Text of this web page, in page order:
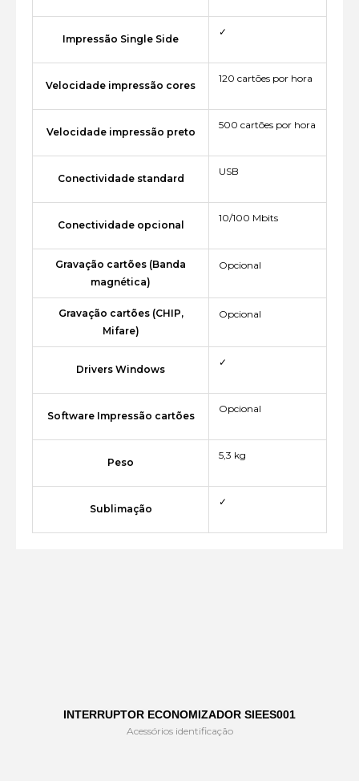
Impressão Single Side
✓
Velocidade impressão cores
120 cartões por hora
Velocidade impressão preto
500 cartões por hora
Conectividade standard
USB
Conectividade opcional
10/100 Mbits
Gravação cartões (Banda
magnética)
Opcional
Gravação cartões (CHIP,
Mifare)
Opcional
Drivers Windows
✓
Software Impressão cartões
Opcional
Peso
5,3 kg
Sublimação
✓
INTERRUPTOR ECONOMIZADOR SIEES001
Acessórios identificação